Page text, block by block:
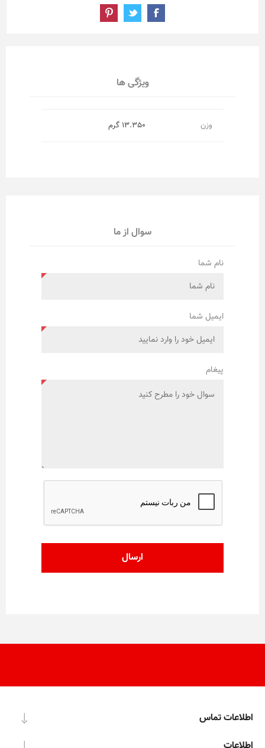
ویژگی ها
وزن 13.350 گرم
سوال از ما
نام شما
ایمیل شما
پیغام
اطلاعات تماس